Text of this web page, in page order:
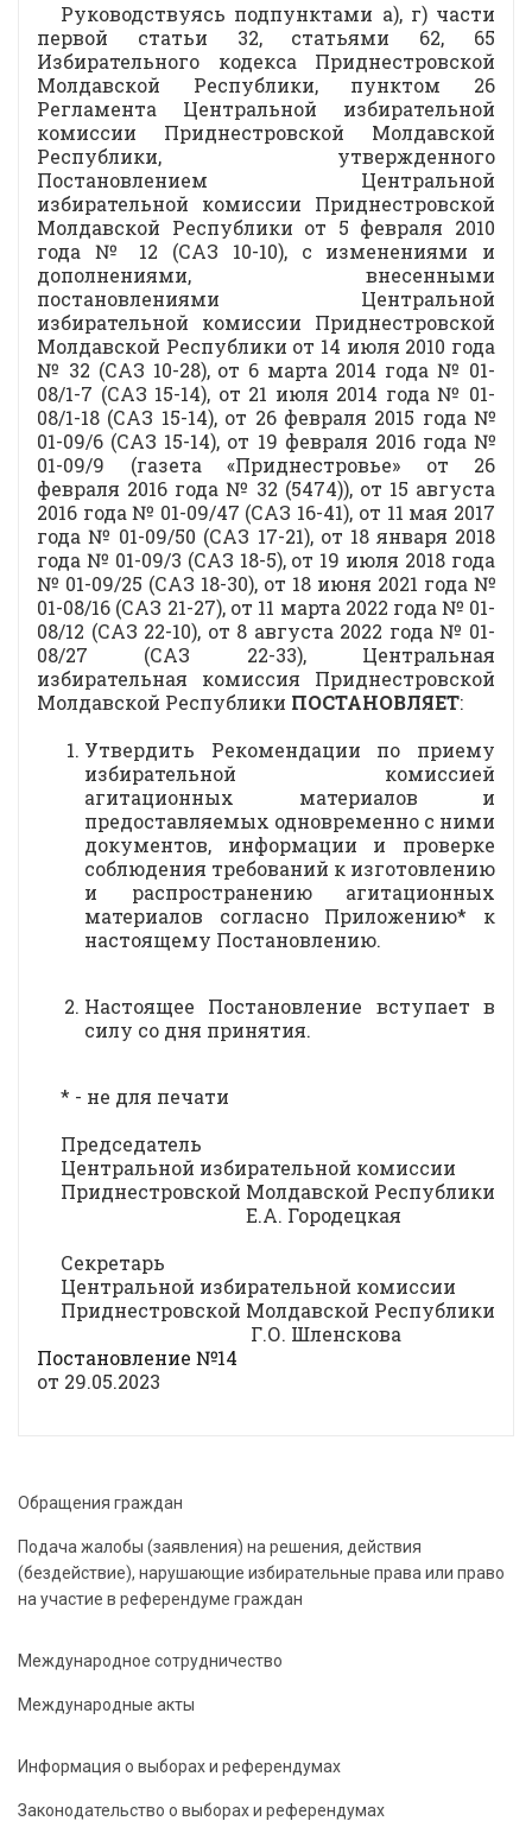
Руководствуясь подпунктами а), г) части
первой статьи 32, статьями 62, 65
Избирательного кодекса Приднестровской
Молдавской Республики, пунктом 26
Регламента Центральной избирательной
комиссии Приднестровской Молдавской
Республики, утвержденного
Постановлением Центральной
избирательной комиссии Приднестровской
Молдавской Республики от 5 февраля 2010
года № 12 (САЗ 10-10), с изменениями и
дополнениями, внесенными
постановлениями Центральной
избирательной комиссии Приднестровской
Молдавской Республики от 14 июля 2010 года
№ 32 (САЗ 10-28), от 6 марта 2014 года № 01-
08/1-7 (САЗ 15-14), от 21 июля 2014 года № 01-
08/1-18 (САЗ 15-14), от 26 февраля 2015 года №
01-09/6 (САЗ 15-14), от 19 февраля 2016 года №
01-09/9 (газета «Приднестровье» от 26
февраля 2016 года № 32 (5474)), от 15 августа
2016 года № 01-09/47 (САЗ 16-41), от 11 мая 2017
года № 01-09/50 (САЗ 17-21), от 18 января 2018
года № 01-09/3 (САЗ 18-5), от 19 июля 2018 года
№ 01-09/25 (САЗ 18-30), от 18 июня 2021 года №
01-08/16 (САЗ 21-27), от 11 марта 2022 года № 01-
08/12 (САЗ 22-10), от 8 августа 2022 года № 01-
08/27 (САЗ 22-33), Центральная
избирательная комиссия Приднестровской
Молдавской Республики ПОСТАНОВЛЯЕТ:
Утвердить Рекомендации по приему
избирательной комиссией
агитационных материалов и
предоставляемых одновременно с ними
документов, информации и проверке
соблюдения требований к изготовлению
и распространению агитационных
материалов согласно Приложению* к
настоящему Постановлению.
Настоящее Постановление вступает в
силу со дня принятия.
* - не для печати
Председатель
Центральной избирательной комиссии
Приднестровской Молдавской Республики
Е.А. Городецкая
Секретарь
Центральной избирательной комиссии
Приднестровской Молдавской Республики
Г.О. Шленскова
Постановление №14
от 29.05.2023
Обращения граждан
Подача жалобы (заявления) на решения, действия
(бездействие), нарушающие избирательные права или право
на участие в референдуме граждан
Международное сотрудничество
Международные акты
Информация о выборах и референдумах
Законодательство о выборах и референдумах